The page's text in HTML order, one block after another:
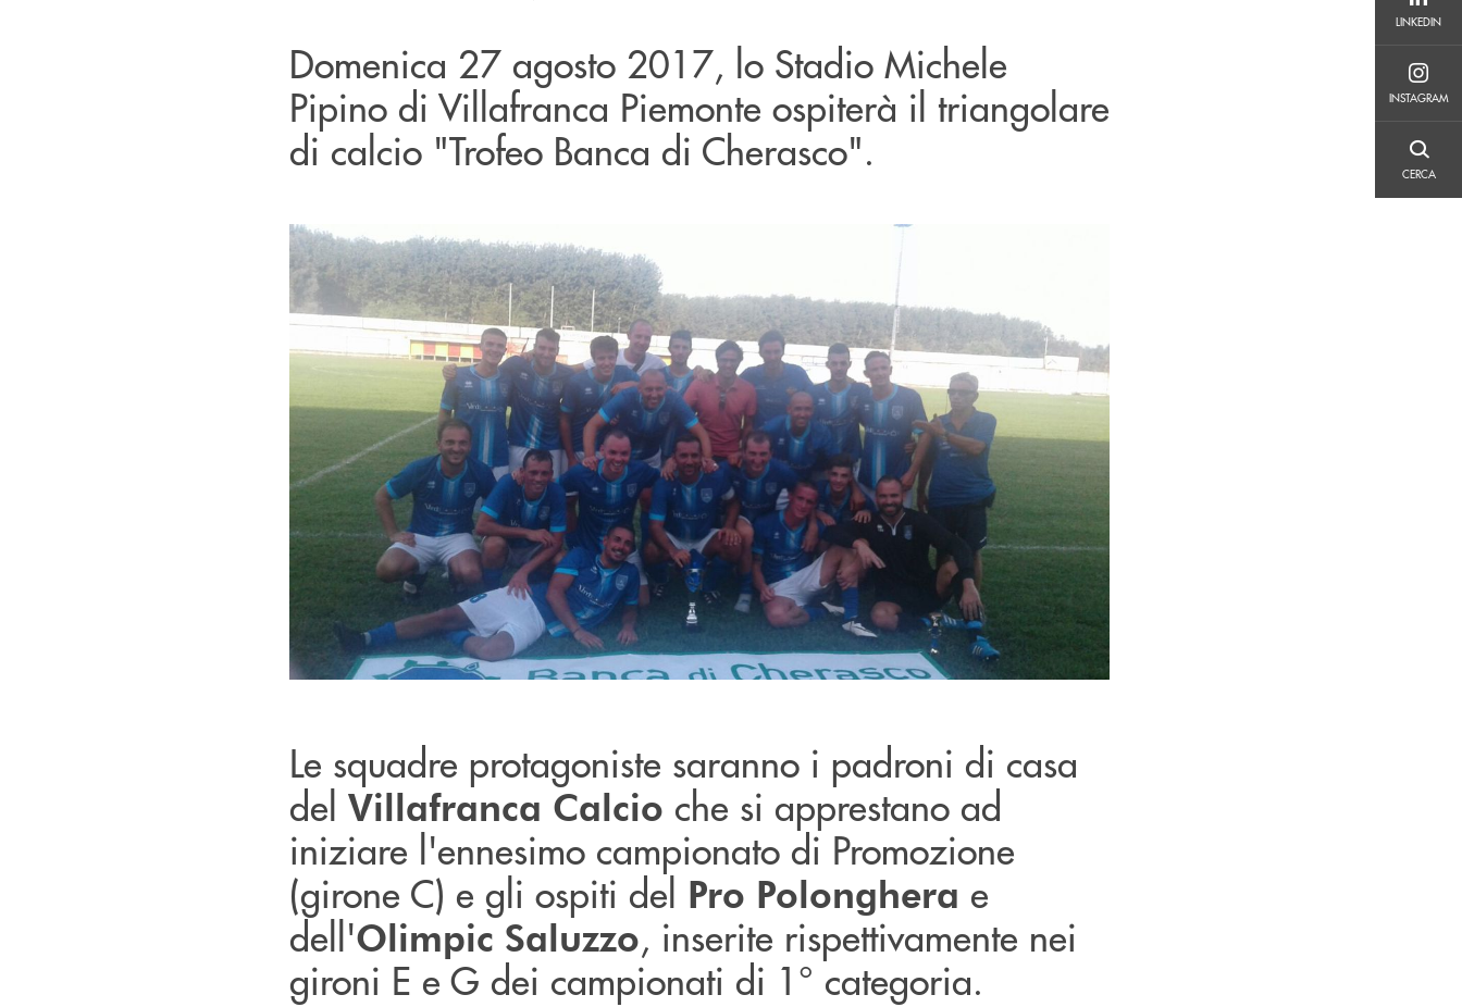
LINKEDIN
INSTAGRAM
CERCA
Domenica 27 agosto 2017, lo Stadio Michele
Pipino di Villafranca Piemonte ospiterà il triangolare
di calcio "Trofeo Banca di Cherasco".
Le squadre protagoniste saranno i padroni di casa
del Villafranca Calcio che si apprestano ad
iniziare l'ennesimo campionato di Promozione
(girone C) e gli ospiti del Pro Polonghera e
dell'Olimpic Saluzzo, inserite rispettivamente nei
gironi E e G dei campionati di 1° categoria.